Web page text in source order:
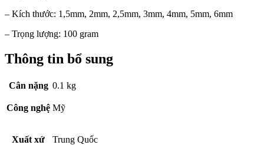
– Kích thước: 1,5mm, 2mm, 2,5mm, 3mm, 4mm, 5mm, 6mm
– Trọng lượng: 100 gram
Thông tin bổ sung
Cân nặng 0.1 kg
Công nghệ Mỹ
Xuất xứ Trung Quốc